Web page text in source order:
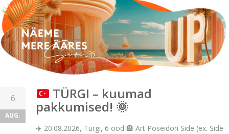
6
AUG.
TÜRGI – kuumad
pakkumised! 🌞
✈️ 20.08.2026, Türgi, 6 ööd 🏨 Art Poseidon Side (ex. Side